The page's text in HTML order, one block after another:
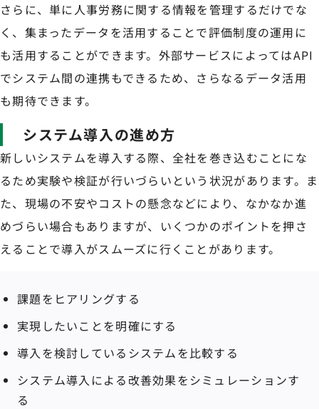
さらに、単に人事労務に関する情報を管理するだけでな
く、集まったデータを活用することで評価制度の運用に
も活用することができます。外部サービスによってはAPI
でシステム間の連携もできるため、さらなるデータ活用
も期待できます。
システム導入の進め方
新しいシステムを導入する際、全社を巻き込むことにな
るため実験や検証が行いづらいという状況があります。ま
た、現場の不安やコストの懸念などにより、なかなか進
めづらい場合もありますが、いくつかのポイントを押さ
えることで導入がスムーズに行くことがあります。
課題をヒアリングする
実現したいことを明確にする
導入を検討しているシステムを比較する
システム導入による改善効果をシミュレーションす
る